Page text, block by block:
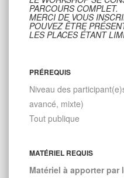
PARCOURS COMPLET.
MERCI DE VOUS
POUVEZ ÊTRE
LES PLACES ÉTANT
PRÉREQUIS
Niveau des
avancé, mixte)
Tout publique
MATÉRIEL REQUIS
Matériel à apporter